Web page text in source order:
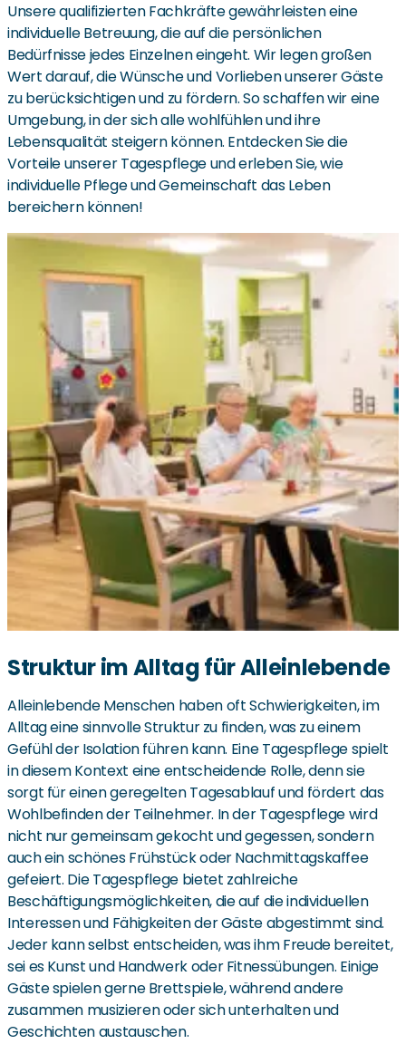
Unsere qualifizierten Fachkräfte gewährleisten eine
individuelle Betreuung, die auf die persönlichen
Bedürfnisse jedes Einzelnen eingeht. Wir legen großen
Wert darauf, die Wünsche und Vorlieben unserer Gäste
zu berücksichtigen und zu fördern. So schaffen wir eine
Umgebung, in der sich alle wohlfühlen und ihre
Lebensqualität steigern können. Entdecken Sie die
Vorteile unserer Tagespflege und erleben Sie, wie
individuelle Pflege und Gemeinschaft das Leben
bereichern können!
Struktur im Alltag für Alleinlebende
Alleinlebende Menschen haben oft Schwierigkeiten, im
Alltag eine sinnvolle Struktur zu finden, was zu einem
Gefühl der Isolation führen kann. Eine Tagespflege spielt
in diesem Kontext eine entscheidende Rolle, denn sie
sorgt für einen geregelten Tagesablauf und fördert das
Wohlbefinden der Teilnehmer. In der Tagespflege wird
nicht nur gemeinsam gekocht und gegessen, sondern
auch ein schönes Frühstück oder Nachmittagskaffee
gefeiert. Die Tagespflege bietet zahlreiche
Beschäftigungsmöglichkeiten, die auf die individuellen
Interessen und Fähigkeiten der Gäste abgestimmt sind.
Jeder kann selbst entscheiden, was ihm Freude bereitet,
sei es Kunst und Handwerk oder Fitnessübungen. Einige
Gäste spielen gerne Brettspiele, während andere
zusammen musizieren oder sich unterhalten und
Geschichten austauschen.